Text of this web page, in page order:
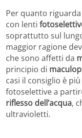
Per quanto
con lenti
soprattutto sul
maggior ragione
che sono affetti da
principio di
casi il consiglio è
fotoselettive a
riflesso dell’acqua,
ultravioletti.